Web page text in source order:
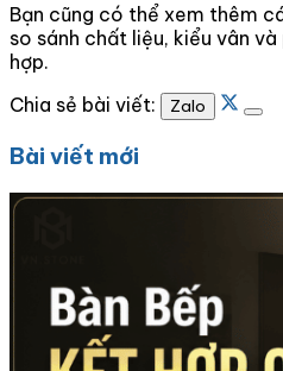
Bạn cũng có thể xem thêm
so sánh chất liệu, kiểu vân
hợp.
Chia sẻ bài viết:
Zalo
Bài viết mới